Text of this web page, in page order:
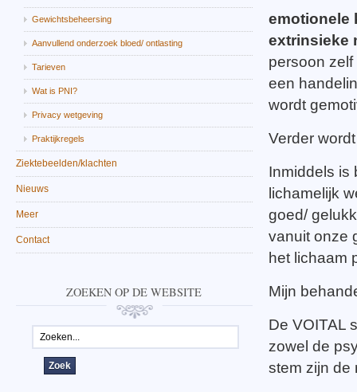
emotionele
extrinsieke
persoon
een
wordt
Verder
Inmiddels is
lichamelijk
goed/
vanuit onze
het lichaam
Mijn
De VOITAL
zowel de
stem zijn de
Gewichtsbeheersing
Aanvullend onderzoek bloed/ ontlasting
Tarieven
Wat is PNI?
Privacy wetgeving
Praktijkregels
Ziektebeelden/klachten
Nieuws
Meer
Contact
ZOEKEN OP DE WEBSITE